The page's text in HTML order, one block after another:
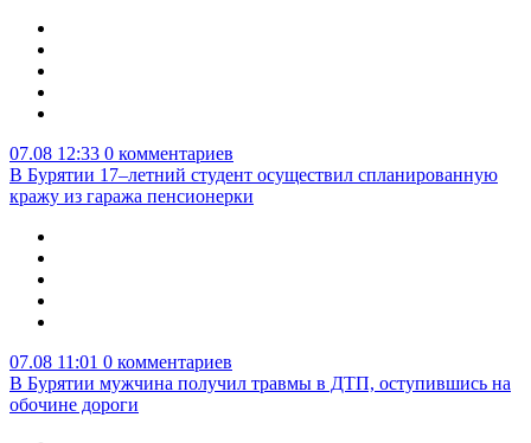
07.08 12:33 0 комментариев
В Бурятии 17–летний студент осуществил спланированную
кражу из гаража пенсионерки
07.08 11:01 0 комментариев
В Бурятии мужчина получил травмы в ДТП, оступившись на
обочине дороги